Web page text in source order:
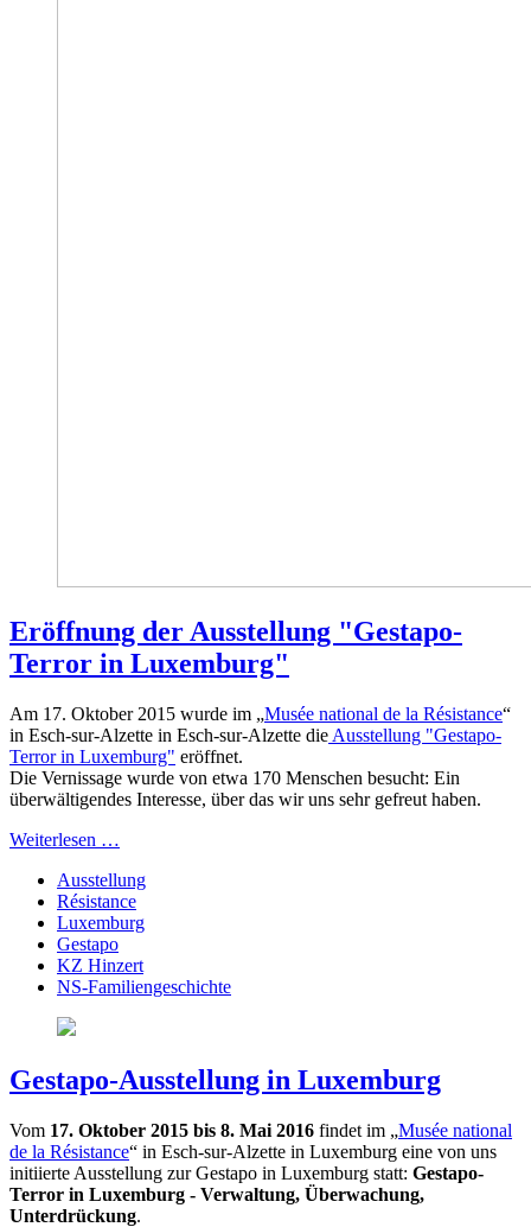
Eröffnung der Ausstellung "Gestapo-
Terror in Luxemburg"
Am 17. Oktober 2015 wurde im „Musée national de la Résistance“
in Esch-sur-Alzette in Esch-sur-Alzette die Ausstellung "Gestapo-
Terror in Luxemburg" eröffnet.
Die Vernissage wurde von etwa 170 Menschen besucht: Ein
überwältigendes Interesse, über das wir uns sehr gefreut haben.
Weiterlesen …
Ausstellung
Résistance
Luxemburg
Gestapo
KZ Hinzert
NS-Familiengeschichte
Gestapo-Ausstellung in Luxemburg
Vom 17. Oktober 2015 bis 8. Mai 2016 findet im „Musée national
de la Résistance“ in Esch-sur-Alzette in Luxemburg eine von uns
initiierte Ausstellung zur Gestapo in Luxemburg statt: Gestapo-
Terror in Luxemburg - Verwaltung, Überwachung,
Unterdrückung.